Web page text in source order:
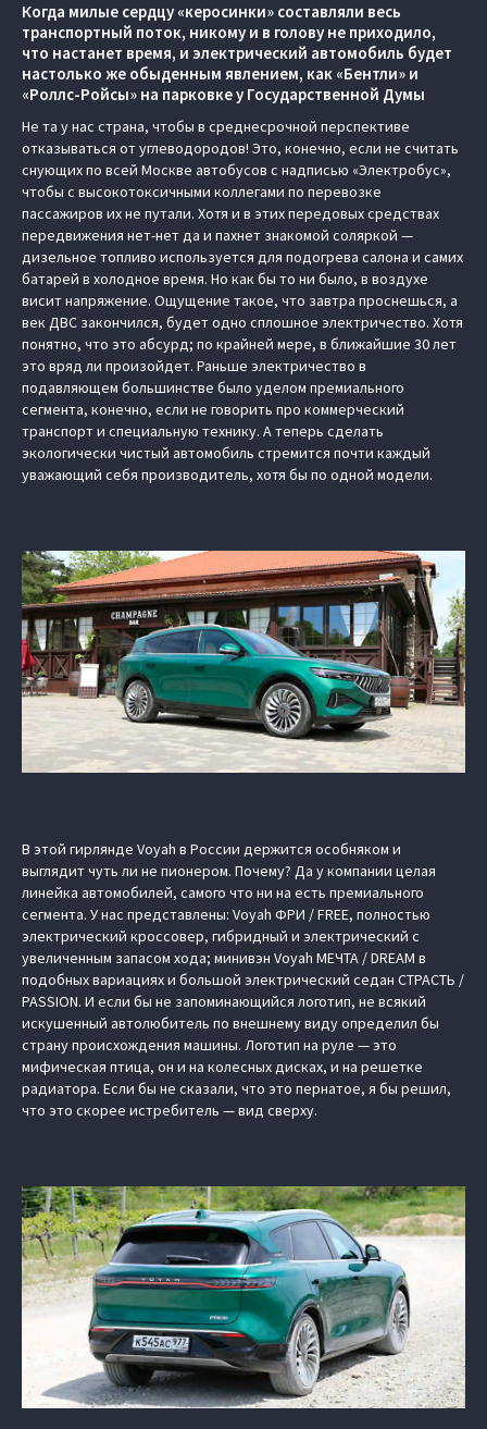
Когда милые сердцу «керосинки» составляли весь
транспортный поток, никому и в голову не приходило,
что настанет время, и электрический автомобиль будет
настолько же обыденным явлением, как «Бентли» и
«Роллс-Ройсы» на парковке у Государственной Думы
Не та у нас страна, чтобы в среднесрочной перспективе
отказываться от углеводородов! Это, конечно, если не считать
снующих по всей Москве автобусов с надписью «Электробус»,
чтобы с высокотоксичными коллегами по перевозке
пассажиров их не путали. Хотя и в этих передовых средствах
передвижения нет-нет да и пахнет знакомой соляркой —
дизельное топливо используется для подогрева салона и самих
батарей в холодное время. Но как бы то ни было, в воздухе
висит напряжение. Ощущение такое, что завтра проснешься, а
век ДВС закончился, будет одно сплошное электричество. Хотя
понятно, что это абсурд; по крайней мере, в ближайшие 30 лет
это вряд ли произойдет. Раньше электричество в
подавляющем большинстве было уделом премиального
сегмента, конечно, если не говорить про коммерческий
транспорт и специальную технику. А теперь сделать
экологически чистый автомобиль стремится почти каждый
уважающий себя производитель, хотя бы по одной модели.
В этой гирлянде Voyah в России держится особняком и
выглядит чуть ли не пионером. Почему? Да у компании целая
линейка автомобилей, самого что ни на есть премиального
сегмента. У нас представлены: Voyah ФРИ / FREE, полностью
электрический кроссовер, гибридный и электрический с
увеличенным запасом хода; минивэн Voyah МЕЧТА / DREAM в
подобных вариациях и большой электрический седан СТРАСТЬ /
PASSION. И если бы не запоминающийся логотип, не всякий
искушенный автолюбитель по внешнему виду определил бы
страну происхождения машины. Логотип на руле — это
мифическая птица, он и на колесных дисках, и на решетке
радиатора. Если бы не сказали, что это пернатое, я бы решил,
что это скорее истребитель — вид сверху.